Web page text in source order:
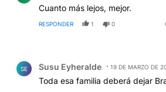
Cuanto más lejos, mejor.
RESPONDER 1 0
SE Susu Eyheralde 19 DE MARZO DE
Toda esa familia deberá dejar